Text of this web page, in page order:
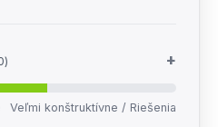
+
Veľmi konštruktívne / Riešenia